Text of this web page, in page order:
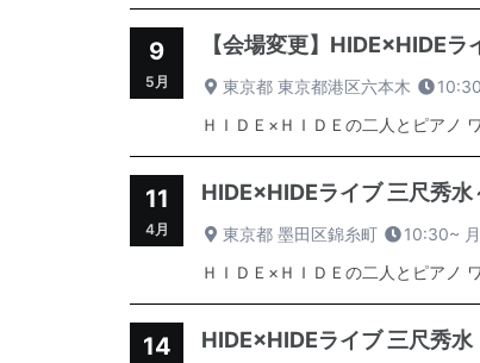
9
5月
【会場変更】HIDE×HIDE
東京都 東京都港区六本木
ＨＩＤＥ×ＨＩＤＥの二人とピアノ
11
4月
HIDE×HIDEライブ 三尺秀
東京都 墨田区錦糸町 10:30~
ＨＩＤＥ×ＨＩＤＥの二人とピアノ
14 HIDE×HIDEライブ 三尺秀